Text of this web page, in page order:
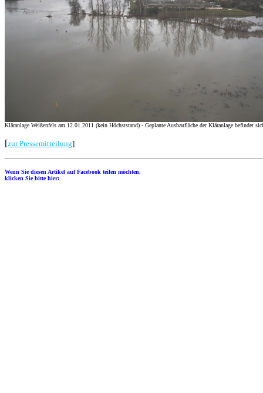
Kläranlage Weißenfels am 12.01.2011 (kein Höchststand) - Geplante Ausbaufläche der Kläranlage befindet
[zur Pressemitteilung]
Wenn Sie diesen Artikel auf Facebook teilen möchten,
klicken Sie bitte hier: